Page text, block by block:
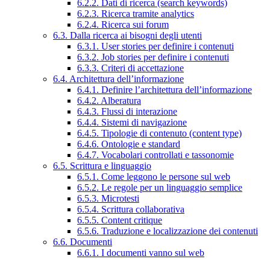
6.2.2. Dati di ricerca (search keywords)
6.2.3. Ricerca tramite analytics
6.2.4. Ricerca sui forum
6.3. Dalla ricerca ai bisogni degli utenti
6.3.1. User stories per definire i contenuti
6.3.2. Job stories per definire i contenuti
6.3.3. Criteri di accettazione
6.4. Architettura dell’informazione
6.4.1. Definire l’architettura dell’informazione
6.4.2. Alberatura
6.4.3. Flussi di interazione
6.4.4. Sistemi di navigazione
6.4.5. Tipologie di contenuto (content type)
6.4.6. Ontologie e standard
6.4.7. Vocabolari controllati e tassonomie
6.5. Scrittura e linguaggio
6.5.1. Come leggono le persone sul web
6.5.2. Le regole per un linguaggio semplice
6.5.3. Microtesti
6.5.4. Scrittura collaborativa
6.5.5. Content critique
6.5.6. Traduzione e localizzazione dei contenuti
6.6. Documenti
6.6.1. I documenti vanno sul web